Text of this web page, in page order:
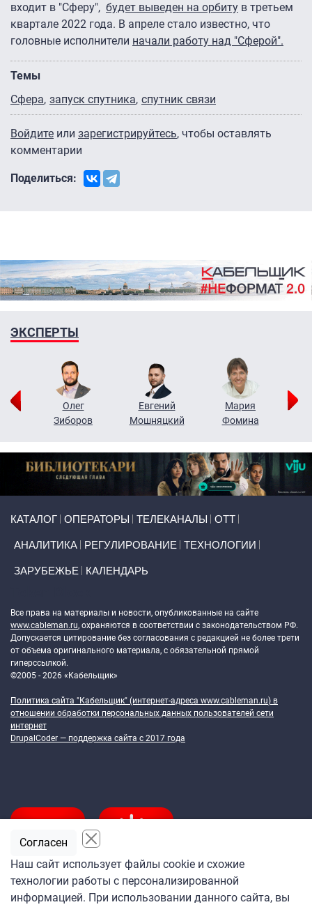
входит в "Сферу", будет выведен на орбиту в третьем
квартале 2022 года. В апреле стало известно, что
головные исполнители начали работу над "Сферой".
Темы
Сфера запуск спутника спутник связи
Войдите или зарегистрируйтесь, чтобы оставлять
комментарии
Поделиться:
ЭКСПЕРТЫ
Олег
Зиборов
Евгений
Мошняцкий
Мария
Фомина
КАТАЛОГ ОПЕРАТОРЫ ТЕЛЕКАНАЛЫ ОТТ
АНАЛИТИКА РЕГУЛИРОВАНИЕ ТЕХНОЛОГИИ
ЗАРУБЕЖЬЕ КАЛЕНДАРЬ
Все права на материалы и новости, опубликованные на сайте
www.cableman.ru, охраняются в соответствии с законодательством РФ.
Допускается цитирование без согласования с редакцией не более трети
от объема оригинального материала, с обязательной прямой
гиперссылкой.
©2005 - 2026 «Кабельщик»
Политика сайта "Кабельщик" (интернет-адреса www.cableman.ru) в
отношении обработки персональных данных пользователей сети
интернет
DrupalCoder — поддержка сайта c 2017 года
Подпишитесь
Наш сайт использует файлы cookie и схожие
технологии работы с персонализированной
информацией. При использовании данного сайта, вы
Согласен